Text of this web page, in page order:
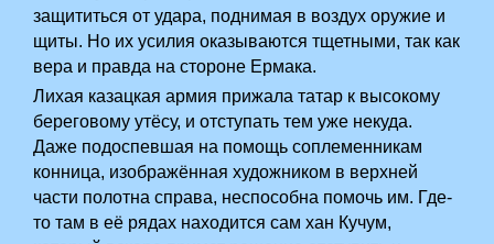
защититься от удара, поднимая в воздух оружие и
щиты. Но их усилия оказываются тщетными, так как
вера и правда на стороне Ермака.
Лихая казацкая армия прижала татар к высокому
береговому утёсу, и отступать тем уже некуда.
Даже подоспевшая на помощь соплеменникам
конница, изображённая художником в верхней
части полотна справа, неспособна помочь им. Где-
то там в её рядах находится сам хан Кучум,